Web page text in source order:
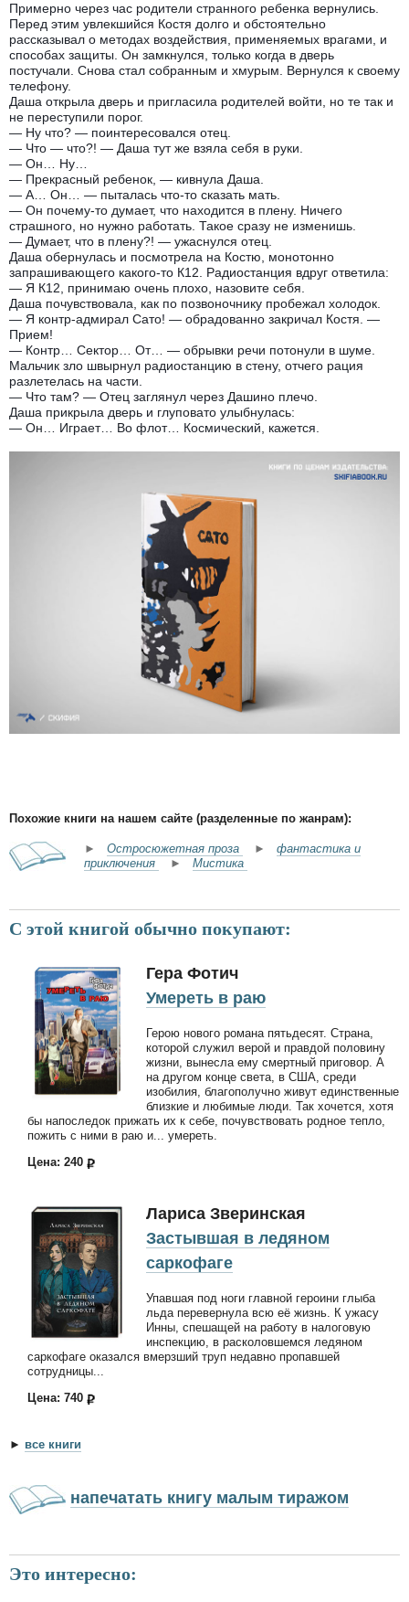
Примерно через час родители странного ребенка вернулись.
Перед этим увлекшийся Костя долго и обстоятельно
рассказывал о методах воздействия, применяемых врагами, и
способах защиты. Он замкнулся, только когда в дверь
постучали. Снова стал собранным и хмурым. Вернулся к своему
телефону.
Даша открыла дверь и пригласила родителей войти, но те так и
не переступили порог.
— Ну что? — поинтересовался отец.
— Что — что?! — Даша тут же взяла себя в руки.
— Он… Ну…
— Прекрасный ребенок, — кивнула Даша.
— А… Он… — пыталась что-то сказать мать.
— Он почему-то думает, что находится в плену. Ничего
страшного, но нужно работать. Такое сразу не изменишь.
— Думает, что в плену?! — ужаснулся отец.
Даша обернулась и посмотрела на Костю, монотонно
запрашивающего какого-то К12. Радиостанция вдруг ответила:
— Я К12, принимаю очень плохо, назовите себя.
Даша почувствовала, как по позвоночнику пробежал холодок.
— Я контр-адмирал Сато! — обрадованно закричал Костя. —
Прием!
— Контр… Сектор… От… — обрывки речи потонули в шуме.
Мальчик зло швырнул радиостанцию в стену, отчего рация
разлетелась на части.
— Что там? — Отец заглянул через Дашино плечо.
Даша прикрыла дверь и глуповато улыбнулась:
— Он… Играет… Во флот… Космический, кажется.
Похожие книги на нашем сайте (разделенные по жанрам):
► Остросюжетная проза ► фантастика и
приключения
► Мистика
С этой книгой обычно покупают:
Гера Фотич
Умереть в раю
Герою нового романа пятьдесят. Страна,
которой служил верой и правдой половину
жизни, вынесла ему смертный приговор. А
на другом конце света, в США, среди
изобилия, благополучно живут единственные
близкие и любимые люди. Так хочется, хотя
бы напоследок прижать их к себе, почувствовать родное тепло,
пожить с ними в раю и... умереть.
Цена: 240
Лариса Зверинская
Застывшая в ледяном
саркофаге
Упавшая под ноги главной героини глыба
льда перевернула всю её жизнь. К ужасу
Инны, спешащей на работу в налоговую
инспекцию, в расколовшемся ледяном
саркофаге оказался вмерзший труп недавно пропавшей
сотрудницы...
Цена: 740
► все книги
напечатать книгу малым тиражом
Это интересно: